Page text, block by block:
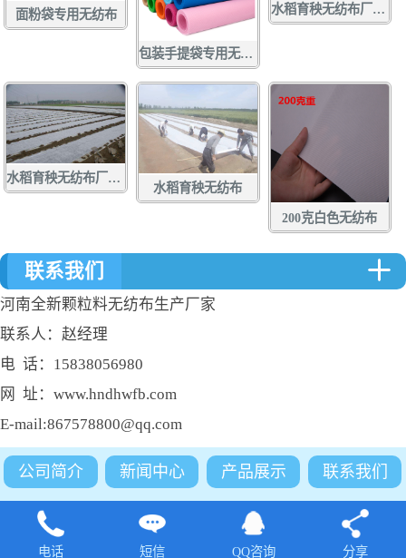
面粉袋专用无纺布
包装手提袋专用无纺布 各种彩色无纺布
水稻育秧无纺布厂家定做批发
水稻育秧无纺布厂家定做批发
水稻育秧无纺布
200克白色无纺布
联系我们
河南全新颗粒料无纺布生产厂家
联系人：赵经理
电 话：15838056980
网 址：www.hndhwfb.com
E-mail:867578800@qq.com
公司简介 新闻中心 产品展示 联系我们
电话 短信 QQ咨询 分享